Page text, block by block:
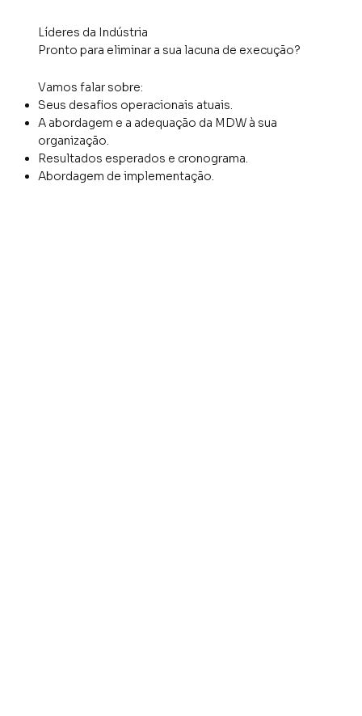
Vamos falar sobre:
Seus desafios operacionais atuais.
A abordagem e a adequação da MDW à sua
organização.
Resultados esperados e cronograma.
Abordagem de implementação.
Líderes da Indústria
Pronto para eliminar a sua lacuna de execução?